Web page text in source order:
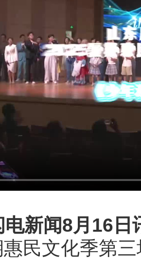
电新闻8月16日
民文化季第